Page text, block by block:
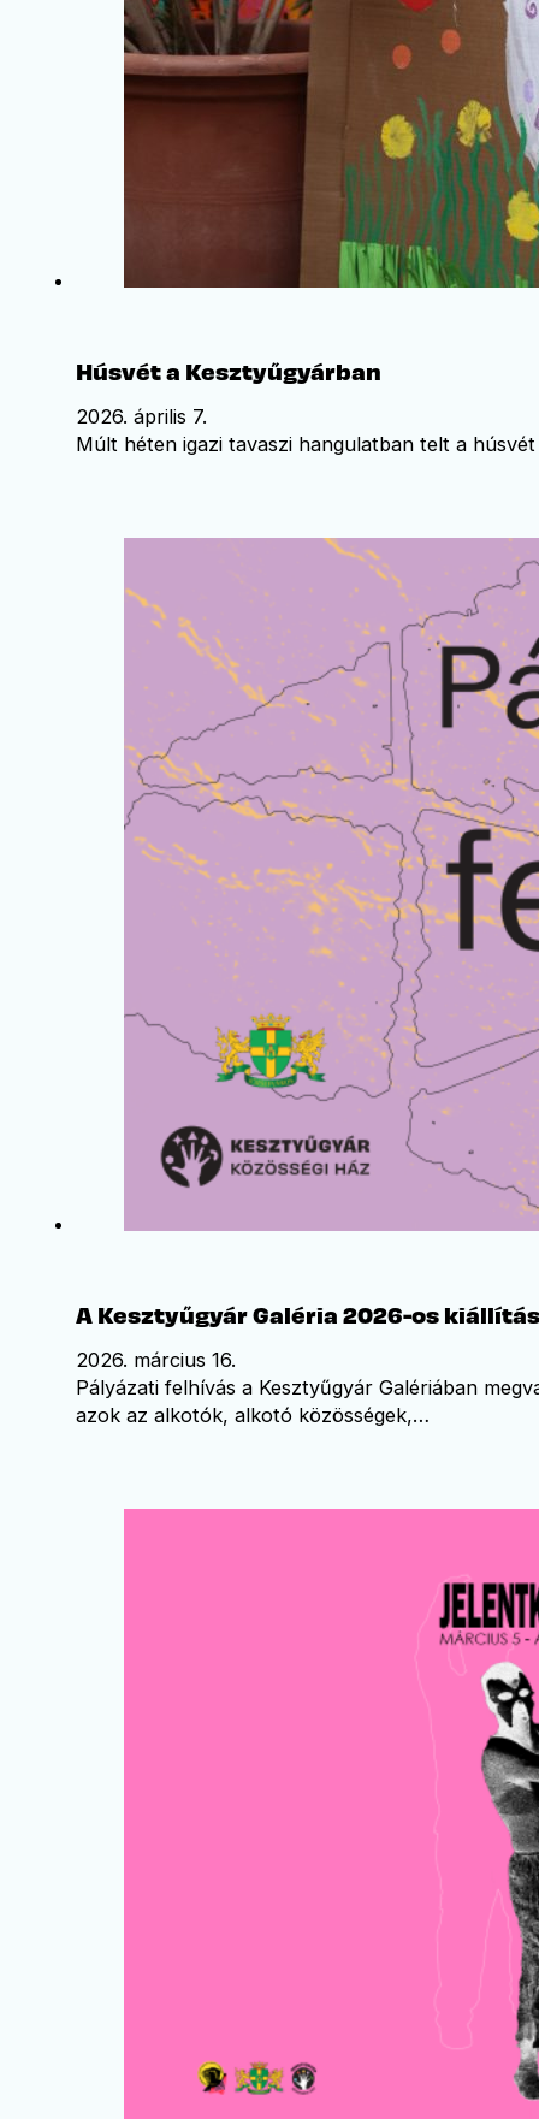
Húsvét a Kesztyűgyárban
2026. április 7.
Múlt héten igazi tavaszi hangulatban telt a
A Kesztyűgyár Galéria 2026-os
2026. március 16.
Pályázati felhívás a Kesztyűgyár Galériában
azok az alkotók, alkotó közösségek,…